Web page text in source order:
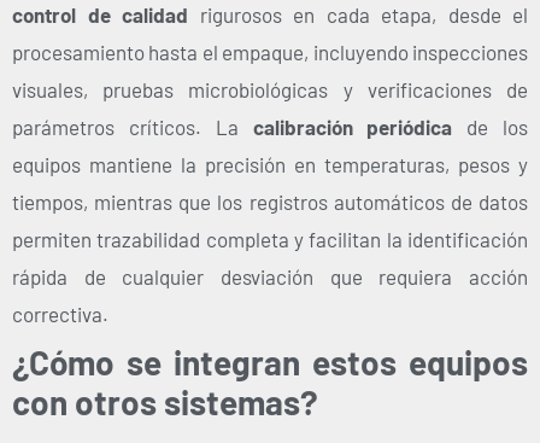
control de calidad rigurosos en cada etapa, desde el
procesamiento hasta el empaque, incluyendo inspecciones
visuales, pruebas microbiológicas y verificaciones de
parámetros críticos. La calibración periódica de los
equipos mantiene la precisión en temperaturas, pesos y
tiempos, mientras que los registros automáticos de datos
permiten trazabilidad completa y facilitan la identificación
rápida de cualquier desviación que requiera acción
correctiva.
¿Cómo se integran estos equipos
con otros sistemas?